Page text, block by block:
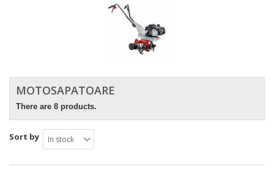
MOTOSAPATOARE
There are 8 products.
Sort by In stock